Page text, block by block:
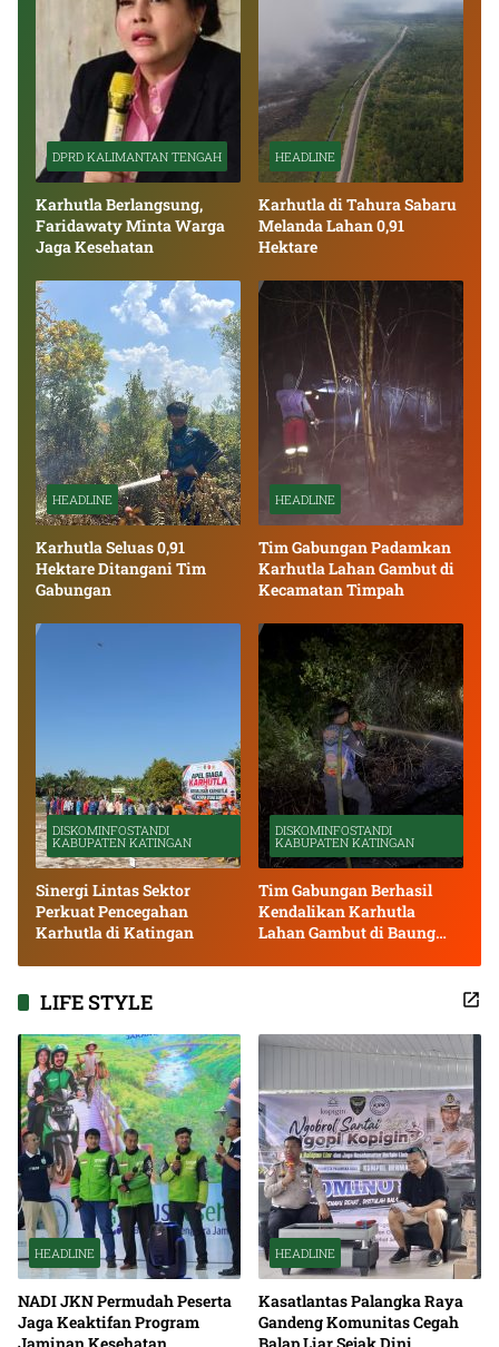
DPRD KALIMANTAN TENGAH
Karhutla Berlangsung,
Faridawaty Minta Warga
Jaga Kesehatan
HEADLINE
Karhutla di Tahura Sabaru
Melanda Lahan 0,91
Hektare
HEADLINE
Karhutla Seluas 0,91
Hektare Ditangani Tim
Gabungan
HEADLINE
Tim Gabungan Padamkan
Karhutla Lahan Gambut di
Kecamatan Timpah
DISKOMINFOSTANDI
KABUPATEN KATINGAN
Sinergi Lintas Sektor
Perkuat Pencegahan
Karhutla di Katingan
DISKOMINFOSTANDI
KABUPATEN KATINGAN
Tim Gabungan Berhasil
Kendalikan Karhutla
Lahan Gambut di Baung
LIFE STYLE
HEADLINE
NADI JKN Permudah Peserta
Jaga Keaktifan Program
HEADLINE
Kasatlantas Palangka Raya
Gandeng Komunitas Cegah